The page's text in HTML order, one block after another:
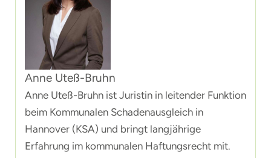
Anne Uteß-Bruhn
Anne Uteß-Bruhn ist Juristin in leitender Funktion
beim Kommunalen Schadenausgleich in
Hannover (KSA) und bringt langjährige
Erfahrung im kommunalen Haftungsrecht mit.